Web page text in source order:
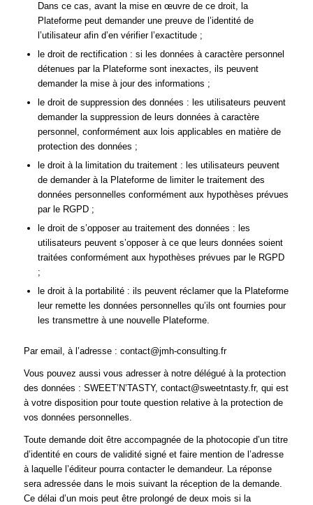
Dans ce cas, avant la mise en œuvre de ce droit, la
Plateforme peut demander une preuve de l’identité de
l’utilisateur afin d’en vérifier l’exactitude ;
le droit de rectification : si les données à caractère personnel
détenues par la Plateforme sont inexactes, ils peuvent
demander la mise à jour des informations ;
le droit de suppression des données : les utilisateurs peuvent
demander la suppression de leurs données à caractère
personnel, conformément aux lois applicables en matière de
protection des données ;
le droit à la limitation du traitement : les utilisateurs peuvent
de demander à la Plateforme de limiter le traitement des
données personnelles conformément aux hypothèses prévues
par le RGPD ;
le droit de s’opposer au traitement des données : les
utilisateurs peuvent s’opposer à ce que leurs données soient
traitées conformément aux hypothèses prévues par le RGPD
;
le droit à la portabilité : ils peuvent réclamer que la Plateforme
leur remette les données personnelles qu’ils ont fournies pour
les transmettre à une nouvelle Plateforme.
Par email, à l’adresse : contact@jmh-consulting.fr
Vous pouvez aussi vous adresser à notre délégué à la protection
des données : SWEET’N’TASTY, contact@sweetntasty.fr, qui est
à votre disposition pour toute question relative à la protection de
vos données personnelles.
Toute demande doit être accompagnée de la photocopie d’un titre
d’identité en cours de validité signé et faire mention de l’adresse
à laquelle l’éditeur pourra contacter le demandeur. La réponse
sera adressée dans le mois suivant la réception de la demande.
Ce délai d’un mois peut être prolongé de deux mois si la